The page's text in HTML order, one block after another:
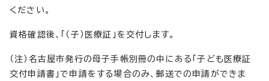
ください。
資格確認後、「（子）医療証」を交付します。
（注）名古屋市発行の母子手帳別冊の中にある「子ども医療証
交付申請書」で申請をする場合のみ、郵送での申請ができま